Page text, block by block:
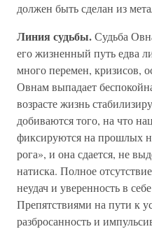
должен быть сделан из
Линия судьбы.Судьба
его жизненный путь едва
много перемен, кризисов,
Овнам выпадает
возрасте жизнь
добиваются того, на что
фиксируются на прошлых
рога», и она сдается, не
натиска. Полное
неудач и уверенность в
Препятствиями на пути к
разбросанность и